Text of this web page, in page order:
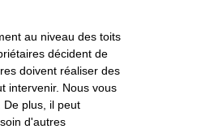
au niveau des toits
décident de
doivent réaliser des
intervenir. Nous vous
plus, il peut
d'autres